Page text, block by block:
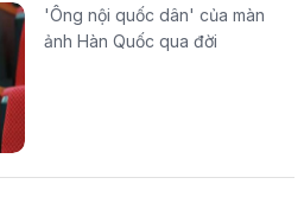
'Ông nội quốc dân' của màn
ảnh Hàn Quốc qua đời